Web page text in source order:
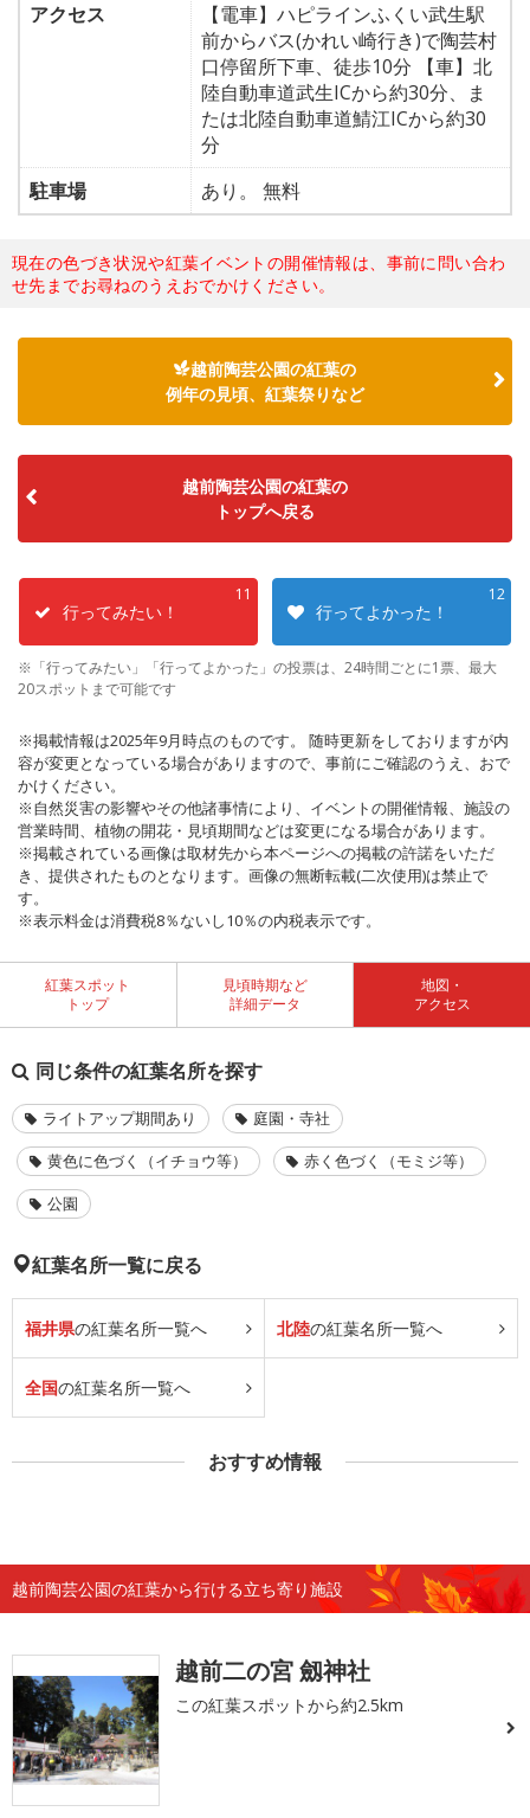
アクセス
【電車】ハピラインふくい武生駅
前からバス(かれい崎行き)で陶芸村
口停留所下車、徒歩10分 【車】北
陸自動車道武生ICから約30分、ま
たは北陸自動車道鯖江ICから約30
分
駐車場
あり。 無料
現在の色づき状況や紅葉イベントの開催情報は、事前に問い合わ
せ先までお尋ねのうえおでかけください。
越前陶芸公園の紅葉の
例年の見頃、紅葉祭りなど
越前陶芸公園の紅葉の
トップへ戻る
11
行ってみたい！
12
行ってよかった！
※「行ってみたい」「行ってよかった」の投票は、24時間ごとに1票、最大
20スポットまで可能です
※掲載情報は2025年9月時点のものです。 随時更新をしておりますが内
容が変更となっている場合がありますので、事前にご確認のうえ、おで
かけください。
※自然災害の影響やその他諸事情により、イベントの開催情報、施設の
営業時間、植物の開花・見頃期間などは変更になる場合があります。
※掲載されている画像は取材先から本ページへの掲載の許諾をいただ
き、提供されたものとなります。画像の無断転載(二次使用)は禁止で
す。
※表示料金は消費税8％ないし10％の内税表示です。
紅葉スポット
トップ
見頃時期など
詳細データ
地図・
アクセス
同じ条件の紅葉名所を探す
ライトアップ期間あり
庭園・寺社
黄色に色づく（イチョウ等）
赤く色づく（モミジ等）
公園
紅葉名所一覧に戻る
福井県の紅葉名所一覧へ 北陸の紅葉名所一覧へ
全国の紅葉名所一覧へ
おすすめ情報
越前陶芸公園の紅葉から行ける立ち寄り施設
越前二の宮 劔神社
この紅葉スポットから約2.5km